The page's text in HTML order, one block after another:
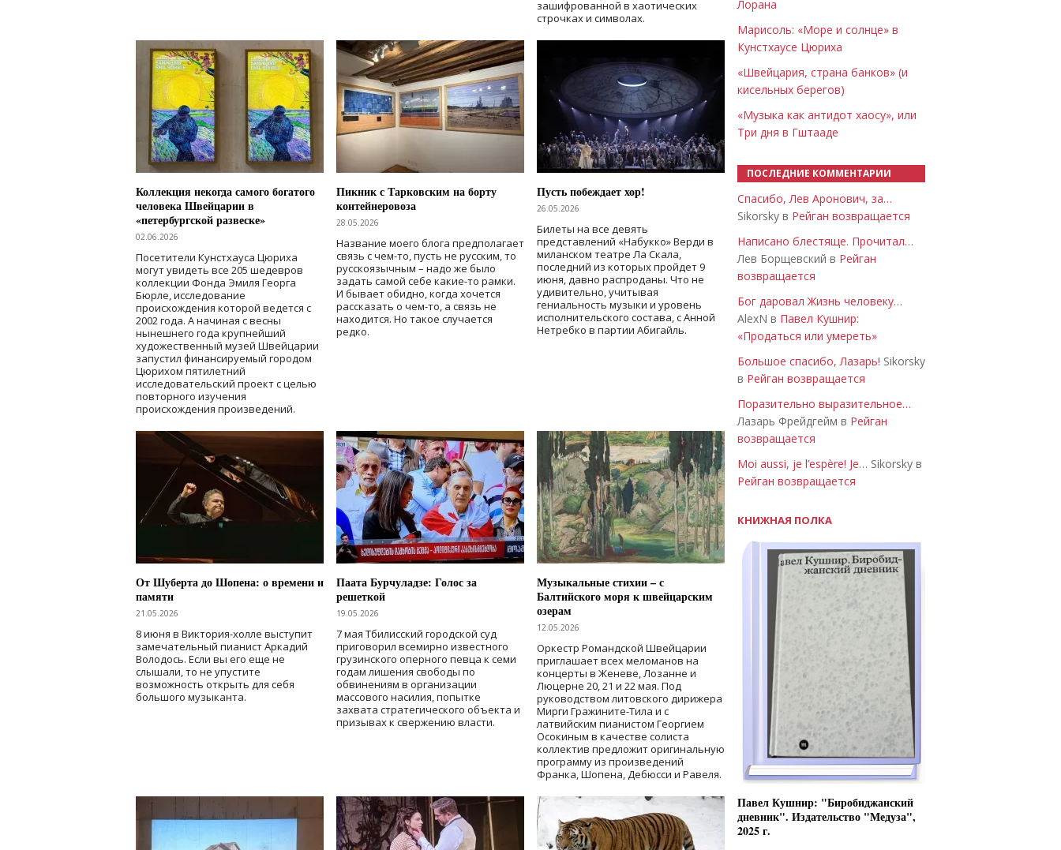
зашифрованной в хаотических
строчках и символах.
Коллекция некогда самого богатого
человека Швейцарии в
«петербургской развеске»
02.06.2026
Посетители Кунстхауса Цюриха
могут увидеть все 205 шедевров
коллекции Фонда Эмиля Георга
Бюрле, исследование
происхождения которой ведется с
2002 года. А начиная с весны
нынешнего года крупнейший
художественный музей Швейцарии
запустил финансируемый городом
Цюрихом пятилетний
исследовательский проект с целью
повторного изучения
происхождения произведений.
Пикник с Тарковским на борту
контейнеровоза
28.05.2026
Название моего блога предполагает
связь с чем-то, пусть не русским, то
русскоязычным – надо же было
задать самой себе какие-то рамки.
И бывает обидно, когда хочется
рассказать о чем-то, а связь не
находится. Но такое случается
редко.
Пусть побеждает хор!
26.05.2026
Билеты на все девять
представлений «Набукко» Верди в
миланском театре Ла Скала,
последний из которых пройдет 9
июня, давно распроданы. Что не
удивительно, учитывая
гениальность музыки и уровень
исполнительского состава, с Анной
Нетребко в партии Абигайль.
От Шуберта до Шопена: о времени и
памяти
21.05.2026
8 июня в Виктория-холле выступит
замечательный пианист Аркадий
Володось. Если вы его еще не
слышали, то не упустите
возможность открыть для себя
большого музыканта.
Паата Бурчуладзе: Голос за
решеткой
19.05.2026
7 мая Тбилисский городской суд
приговорил всемирно известного
грузинского оперного певца к семи
годам лишения свободы по
обвинениям в организации
массового насилия, попытке
захвата стратегического объекта и
призывах к свержению власти.
Музыкальные стихии – с
Балтийского моря к швейцарским
озерам
12.05.2026
Оркестр Романдской Швейцарии
приглашает всех меломанов на
концерты в Женеве, Лозанне и
Люцерне 20, 21 и 22 мая. Под
руководством литовского дирижера
Мирги Гражините-Тила и с
латвийским пианистом Георгием
Осокиным в качестве солиста
коллектив предложит оригинальную
программу из произведений
Франка, Шопена, Дебюсси и Равеля.
Лорана
Марисоль: «Море и солнце» в
Кунстхаусе Цюриха
«Швейцария, страна банков» (и
кисельных берегов)
«Музыка как антидот хаосу», или
Три дня в Гштааде
ПОСЛЕДНИЕ КОММЕНТАРИИ
Спасибо, Лев Аронович, за…
Sikorsky в Рейган возвращается
Написано блестяще. Прочитал…
Лев Борщевский в Рейган
возвращается
Бог даровал Жизнь человеку…
AlexN в Павел Кушнир:
«Продаться или умереть»
Большое спасибо, Лазарь! Sikorsky
в Рейган возвращается
Поразительно выразительное…
Лазарь Фрейдгейм в Рейган
возвращается
Moi aussi, je l’espère! Je… Sikorsky в
Рейган возвращается
КНИЖНАЯ ПОЛКА
Павел Кушнир: "Биробиджанский
дневник". Издательство "Медуза",
2025 г.